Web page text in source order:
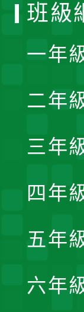
班級
一年
二年
三年
四年
五年
六年